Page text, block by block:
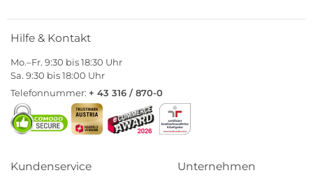
Hilfe & Kontakt
Mo.–Fr. 9:30 bis 18:30 Uhr
Sa. 9:30 bis 18:00 Uhr
Telefonnummer: + 43 316 / 870-0
Kundenservice Unternehmen